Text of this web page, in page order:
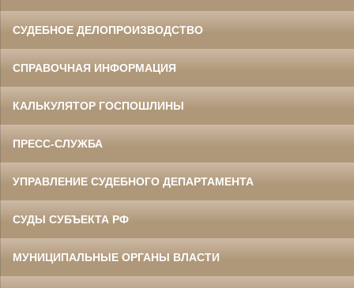
СУДЕБНОЕ ДЕЛОПРОИЗВОДСТВО
СПРАВОЧНАЯ ИНФОРМАЦИЯ
КАЛЬКУЛЯТОР ГОСПОШЛИНЫ
ПРЕСС-СЛУЖБА
УПРАВЛЕНИЕ СУДЕБНОГО ДЕПАРТАМЕНТА
СУДЫ СУБЪЕКТА РФ
МУНИЦИПАЛЬНЫЕ ОРГАНЫ ВЛАСТИ